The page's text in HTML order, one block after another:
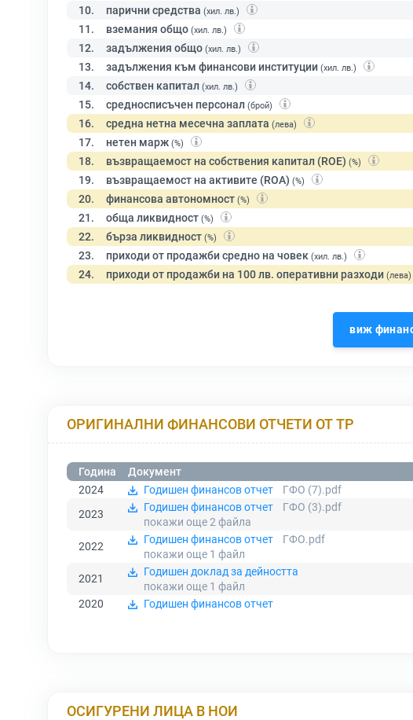
10. парични средства (хил. лв.)
11. вземания общо (хил. лв.)
12. задължения общо (хил. лв.)
13. задължения към финансови институции (хил. лв.)
14. собствен капитал (хил. лв.)
15. средносписъчен персонал (брой)
16. средна нетна месечна заплата (лева)
17. нетен марж (%)
18. възвращаемост на собствения капитал (ROE) (%)
19. възвращаемост на активите (ROA) (%)
20. финансова автономност (%)
21. обща ликвидност (%)
22. бърза ликвидност (%)
23. приходи от продажби средно на човек (хил. лв.)
24. приходи от продажби на 100 лв. оперативни разходи (лева)
виж
ОРИГИНАЛНИ ФИНАНСОВИ ОТЧЕТИ ОТ ТР
Година
Документ
2024
Годишен финансов отчет
ГФО (7).pdf
2023
Годишен финансов отчет
ГФО (3).pdf
покажи още 2 файла
2022
Годишен финансов отчет
ГФО.pdf
покажи още 1 файл
2021
Годишен доклад за дейността
покажи още 1 файл
2020
Годишен финансов отчет
ОСИГУРЕНИ ЛИЦА В НОИ